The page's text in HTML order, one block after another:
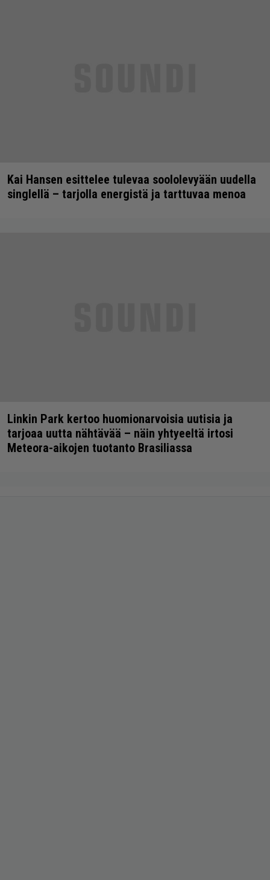
Kai Hansen esittelee tulevaa soololevyään uudella
singlellä – tarjolla energistä ja tarttuvaa menoa
Linkin Park kertoo huomionarvoisia uutisia ja
tarjoaa uutta nähtävää – näin yhtyeeltä irtosi
Meteora-aikojen tuotanto Brasiliassa